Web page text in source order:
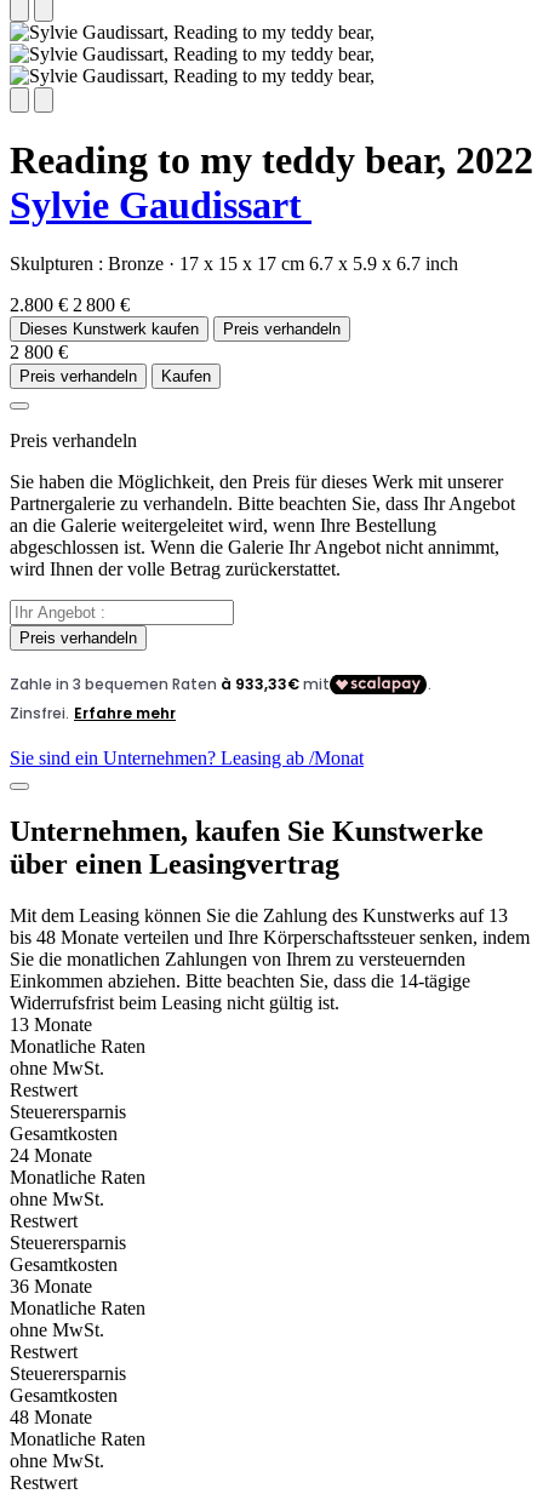
Reading to my teddy bear, 2022
Sylvie Gaudissart
Skulpturen : Bronze · 17 x 15 x 17 cm 6.7 x 5.9 x 6.7 inch
2.800 € 2 800 €
Dieses Kunstwerk kaufen Preis verhandeln
2 800 €
Preis verhandeln Kaufen
Preis verhandeln
Sie haben die Möglichkeit, den Preis für dieses Werk mit unserer
Partnergalerie zu verhandeln. Bitte beachten Sie, dass Ihr Angebot
an die Galerie weitergeleitet wird, wenn Ihre Bestellung
abgeschlossen ist. Wenn die Galerie Ihr Angebot nicht annimmt,
wird Ihnen der volle Betrag zurückerstattet.
Preis verhandeln
Sie sind ein Unternehmen? Leasing ab /Monat
Unternehmen, kaufen Sie Kunstwerke
über einen Leasingvertrag
Mit dem Leasing können Sie die Zahlung des Kunstwerks auf 13
bis 48 Monate verteilen und Ihre Körperschaftssteuer senken, indem
Sie die monatlichen Zahlungen von Ihrem zu versteuernden
Einkommen abziehen. Bitte beachten Sie, dass die 14-tägige
Widerrufsfrist beim Leasing nicht gültig ist.
13 Monate
Monatliche Raten
ohne MwSt.
Restwert
Steuerersparnis
Gesamtkosten
24 Monate
Monatliche Raten
ohne MwSt.
Restwert
Steuerersparnis
Gesamtkosten
36 Monate
Monatliche Raten
ohne MwSt.
Restwert
Steuerersparnis
Gesamtkosten
48 Monate
Monatliche Raten
ohne MwSt.
Restwert